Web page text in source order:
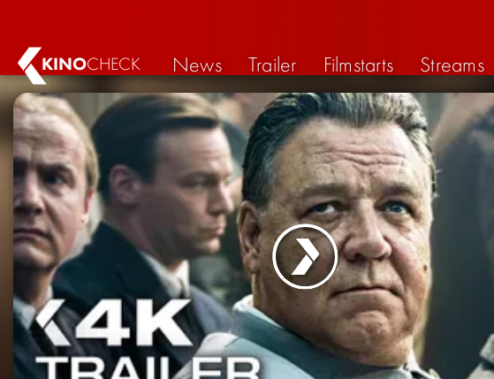
KINOCHECK News Trailer Filmstarts Streams